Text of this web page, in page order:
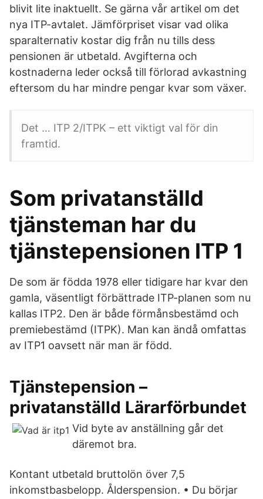
blivit lite inaktuellt. Se gärna vår artikel om det
nya ITP-avtalet. Jämförpriset visar vad olika
sparalternativ kostar dig från nu tills dess
pensionen är utbetald. Avgifterna och
kostnaderna leder också till förlorad avkastning
eftersom du har mindre pengar kvar som växer.
Det … ITP 2/ITPK – ett viktigt val för din
framtid.
Som privatanställd
tjänsteman har du
tjänstepensionen ITP 1
De som är födda 1978 eller tidigare har kvar den
gamla, väsentligt förbättrade ITP-planen som nu
kallas ITP2. Den är både förmånsbestämd och
premiebestämd (ITPK). Man kan ändå omfattas
av ITP1 oavsett när man är född.
Tjänstepension –
privatanställd Lärarförbundet
Vid byte av anställning går det
däremot bra.
Kontant utbetald bruttolön över 7,5
inkomstbasbelopp. Ålderspension. • Du börjar